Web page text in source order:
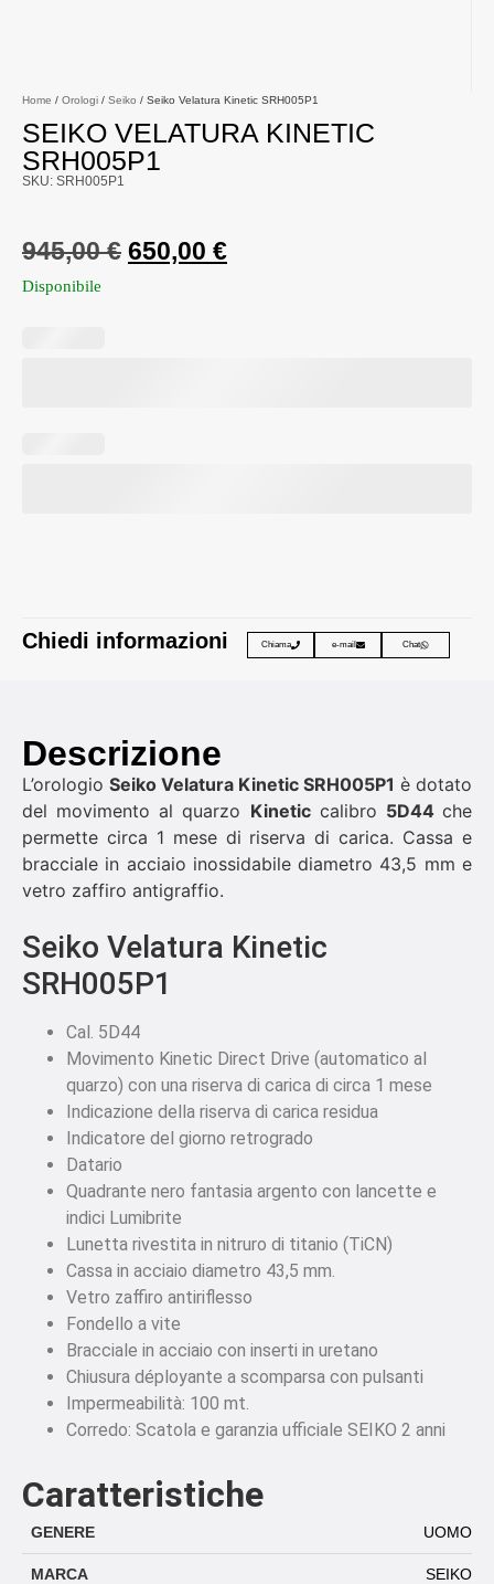
Home / Orologi / Seiko / Seiko Velatura Kinetic SRH005P1
SEIKO VELATURA KINETIC
SRH005P1
SKU: SRH005P1
945,00€ 650,00 €
Disponibile
Chiedi informazioni Chiama e-mail Chat
Descrizione
L’orologio Seiko Velatura Kinetic SRH005P1 è dotato
del movimento al quarzo Kineticcalibro 5D44che
permette circa 1 mese di riserva di carica. Cassa e
bracciale in acciaio inossidabile diametro 43,5 mm e
vetro zaffiro antigraffio.
Seiko Velatura Kinetic
SRH005P1
Cal. 5D44
Movimento Kinetic Direct Drive (automatico al
quarzo) con una riserva di carica di circa 1 mese
Indicazione della riserva di carica residua
Indicatore del giorno retrogrado
Datario
Quadrante nero fantasia argento con lancette e
indici Lumibrite
Lunetta rivestita in nitruro di titanio (TiCN)
Cassa in acciaio diametro 43,5 mm.
Vetro zaffiro antiriflesso
Fondello a vite
Bracciale in acciaio con inserti in uretano
Chiusura déployante a scomparsa con pulsanti
Impermeabilità: 100 mt.
Corredo: Scatola e garanzia ufficiale SEIKO 2 anni
Caratteristiche
GENERE UOMO
MARCA SEIKO